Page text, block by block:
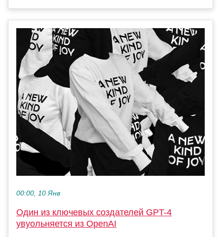
00:00, 10 Янв
Один из ключевых создателей GPT-4
увуольняется из OpenAI